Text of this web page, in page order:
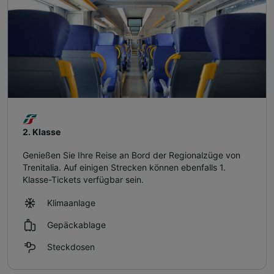
2. Klasse
Genießen Sie Ihre Reise an Bord der Regionalzüge von
Trenitalia. Auf einigen Strecken können ebenfalls 1.
Klasse-Tickets verfügbar sein.
Klimaanlage
Gepäckablage
Steckdosen